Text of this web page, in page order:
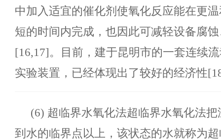
中加入适宜的催化剂使氧化反应能在更
短的时间内完成，也因此可减轻设备腐
[16,17]。目前，建于昆明市的一套连续
实验装置，已经体现出了较好的经济性
(6) 超临界水氧化法超临界水氧化法
到水的临界点以上，该状态的水就称为